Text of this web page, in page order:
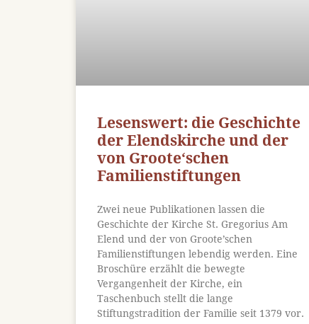
Lesenswert: die Geschichte
der Elendskirche und der
von Groote‘schen
Familienstiftungen
Zwei neue Publikationen lassen die
Geschichte der Kirche St. Gregorius Am
Elend und der von Groote’schen
Familienstiftungen lebendig werden. Eine
Broschüre erzählt die bewegte
Vergangenheit der Kirche, ein
Taschenbuch stellt die lange
Stiftungstradition der Familie seit 1379 vor.